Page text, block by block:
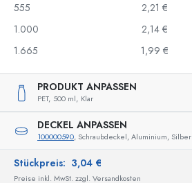
555
2,21 €
1.000
2,14 €
1.665
1,99 €
PRODUKT ANPASSEN
PET, 500 ml, Klar
DECKEL ANPASSEN
100000590, Schraubdeckel, Aluminium, Silber
Stückpreis: 3,04 €
Preise inkl. MwSt. zzgl. Versandkosten